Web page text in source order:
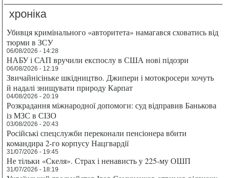
хроніка
Убивця кримінального «авторитета» намагався сховатись від
тюрми в ЗСУ
06/08/2026 - 14:28
НАБУ і САП вручили експослу в США нові підозри
06/08/2026 - 12:19
Звичайнісіньке шкідництво. Джипери і мотокросери хочуть
й надалі знищувати природу Карпат
04/08/2026 - 20:19
Розкрадання міжнародної допомоги: суд відправив Банькова
із МЗС в СІЗО
03/08/2026 - 20:43
Російські спецслужби переконали пенсіонера вбити
командира 2-го корпусу Нацгвардії
31/07/2026 - 19:45
Не тільки «Скеля». Страх і ненависть у 225-му ОШП
31/07/2026 - 18:19